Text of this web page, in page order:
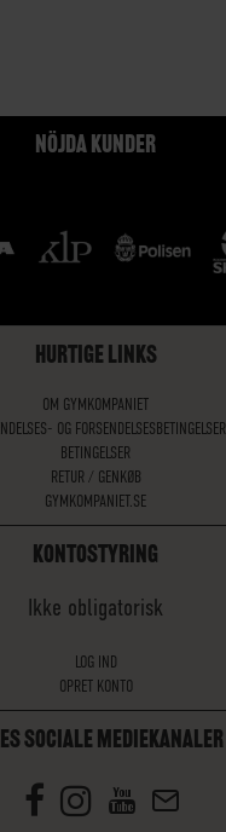
NÖJDA KUNDER
HURTIGE LINKS
OM GYMKOMPANIET
OG FORSENDELSESBETINGELSER
BETINGELSER
RETUR / GENKØB
GYMKOMPANIET.SE
KONTOSTYRING
Ikke obligatorisk
LOG IND
OPRET KONTO
SOCIALE MEDIEKANALER